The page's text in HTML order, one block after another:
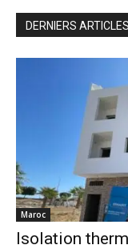
DERNIERS ARTICLES
Maroc
Isolation